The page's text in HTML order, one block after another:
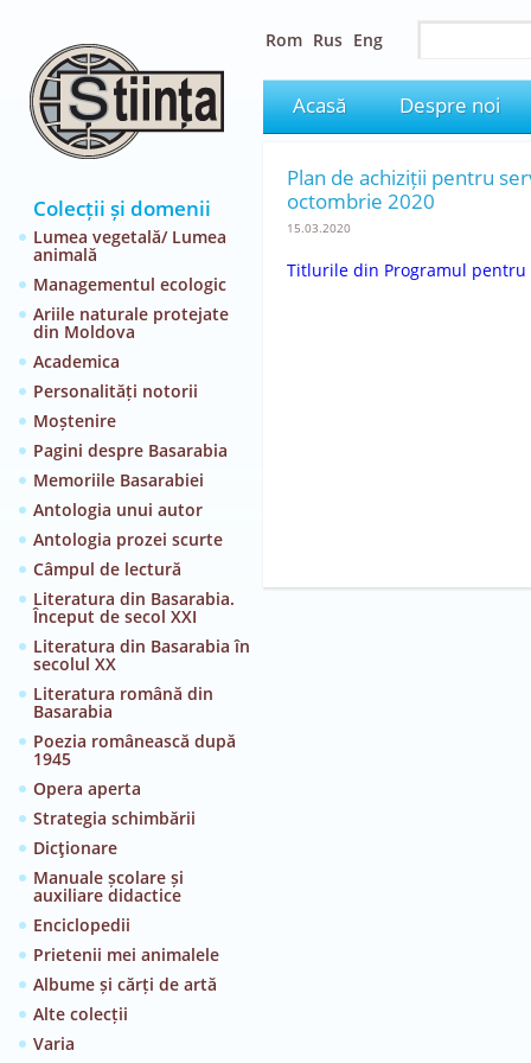
Colecții și domenii
Lumea vegetală/ Lumea
animală
Managementul ecologic
Ariile naturale protejate
din Moldova
Academica
Personalități notorii
Moștenire
Pagini despre Basarabia
Memoriile Basarabiei
Antologia unui autor
Antologia prozei scurte
Câmpul de lectură
Literatura din Basarabia.
Început de secol XXI
Literatura din Basarabia în
secolul XX
Literatura română din
Basarabia
Poezia românească după
1945
Opera aperta
Strategia schimbării
Dicţionare
Manuale școlare și
auxiliare didactice
Enciclopedii
Prietenii mei animalele
Albume și cărți de artă
Alte colecții
Varia
Rom Rus Eng
Acasă Despre noi
Plan de achiziții pentru
octombrie 2020
15.03.2020
Titlurile din Programul